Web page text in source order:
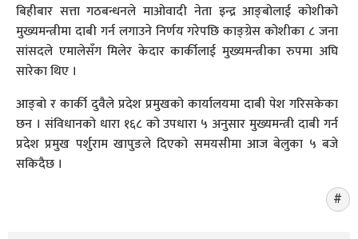
बिहीबार सत्ता गठबन्धनले माओवादी नेता इन्द्र आङ्बोलाई कोशीको
मुख्यमन्त्रीमा दाबी गर्न लगाउने निर्णय गरेपछि काङ्ग्रेस कोशीका ८ जना
सांसदले एमालेसँग मिलेर केदार कार्कीलाई मुख्यमन्त्रीका रुपमा अघि
सारेका थिए ।
आङ्बो र कार्की दुवैले प्रदेश प्रमुखको कार्यालयमा दाबी पेश गरिसकेका
छन । संविधानको धारा १६८ को उपधारा ५ अनुसार मुख्यमन्त्री दाबी गर्न
प्रदेश प्रमुख पर्शुराम खापुङले दिएको समयसीमा आज बेलुका ५ बजे
सकिदैछ ।